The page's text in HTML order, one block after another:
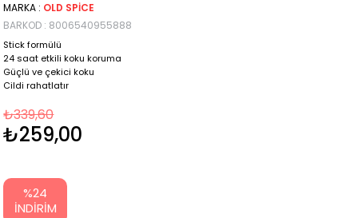
MARKA : OLD SPICE
BARKOD : 8006540955888
Stick formülü
24 saat etkili koku koruma
Güçlü ve çekici koku
Cildi rahatlatır
₺339,60
₺259,00
%24
İNDIRIM